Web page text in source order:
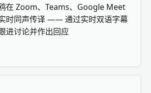
在 Zoom、Teams、Google Meet
时同声传译 —— 通过实时双语字幕
进讨论并作出回应